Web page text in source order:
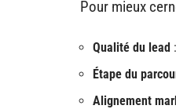
Pour mieux
Qualité du lead
Étape du
Alignement